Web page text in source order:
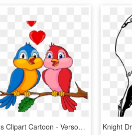
Love Birds Clipart Cartoon - Versos De Amor Para Mi Novio Que Esta Lejos, HD Png Download